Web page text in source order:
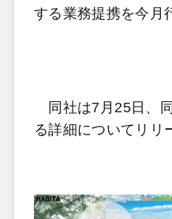
する業務提携を今月
同社は7月25日、
る詳細についてリリ